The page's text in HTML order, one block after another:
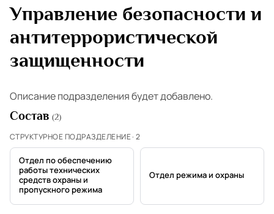
Управление безопасности и
антитеррористической
защищенности
Описание подразделения будет добавлено.
Состав (2)
СТРУКТУРНОЕ ПОДРАЗДЕЛЕНИЕ · 2
Отдел по обеспечению
работы технических
средств охраны и
пропускного режима
Отдел режима и охраны